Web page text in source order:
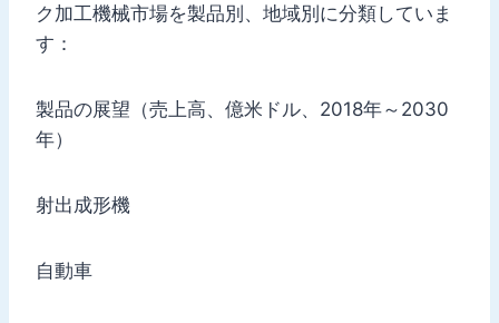
ク加工機械市場を製品別、地域別に分類していま
す：
製品の展望（売上高、億米ドル、2018年～2030
年）
射出成形機
自動車